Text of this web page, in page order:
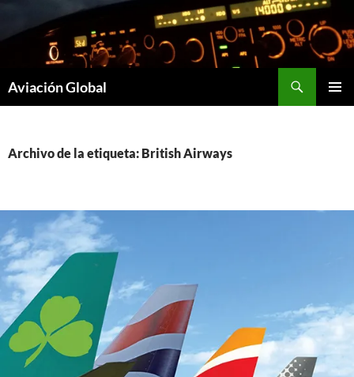
contenido
Aviación Global
Archivo de la etiqueta: British Airways